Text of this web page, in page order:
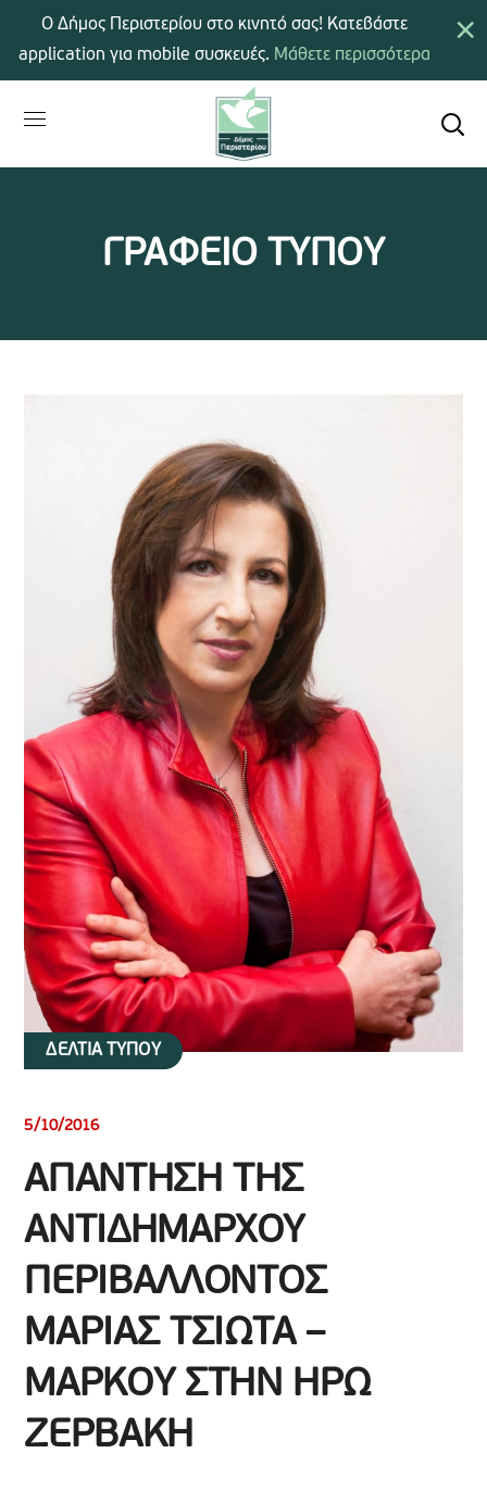
ΓΡΑΦΕΙΟ ΤΥΠΟΥ
ΔΕΛΤΙΑ ΤΥΠΟΥ
5/10/2016
ΑΠΑΝΤΗΣΗ ΤΗΣ
ΑΝΤΙΔΗΜΑΡΧΟΥ
ΠΕΡΙΒΑΛΛΟΝΤΟΣ
ΜΑΡΙΑΣ ΤΣΙΩΤΑ –
ΜΑΡΚΟΥ ΣΤΗΝ ΗΡΩ
ΖΕΡΒΑΚΗ
×
Ο Δήμος Περιστερίου στο κινητό σας! Κατεβάστε
application για mobile συσκευές. Μάθετε περισσότερα